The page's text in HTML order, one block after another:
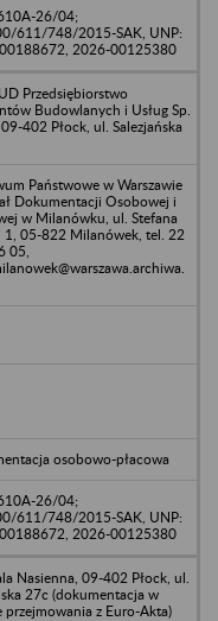
26/04;
611/748/2015-SAK, UNP:
2026-00125380
Przedsiębiorstwo
Budowlanych i Usług Sp.
402 Płock, ul. Salezjańska
Państwowe w Warszawie
Dokumentacji Osobowej i
w Milanówku, ul. Stefana
1, 05-822 Milanówek, tel. 22
05,
osobowo-płacowa
26/04;
611/748/2015-SAK, UNP:
2026-00125380
Nasienna, 09-402 Płock, ul.
27c (dokumentacja w
przejmowania z Euro-Akta)